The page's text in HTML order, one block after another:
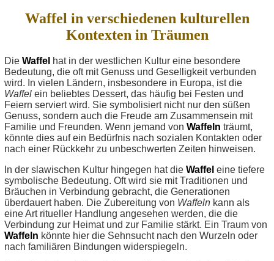
Waffel in verschiedenen kulturellen
Kontexten in Träumen
Die Waffel hat in der westlichen Kultur eine besondere
Bedeutung, die oft mit Genuss und Geselligkeit verbunden
wird. In vielen Ländern, insbesondere in Europa, ist die
Waffel ein beliebtes Dessert, das häufig bei Festen und
Feiern serviert wird. Sie symbolisiert nicht nur den süßen
Genuss, sondern auch die Freude am Zusammensein mit
Familie und Freunden. Wenn jemand von Waffeln träumt,
könnte dies auf ein Bedürfnis nach sozialen Kontakten oder
nach einer Rückkehr zu unbeschwerten Zeiten hinweisen.
In der slawischen Kultur hingegen hat die Waffel eine tiefere
symbolische Bedeutung. Oft wird sie mit Traditionen und
Bräuchen in Verbindung gebracht, die Generationen
überdauert haben. Die Zubereitung von Waffeln kann als
eine Art ritueller Handlung angesehen werden, die die
Verbindung zur Heimat und zur Familie stärkt. Ein Traum von
Waffeln könnte hier die Sehnsucht nach den Wurzeln oder
nach familiären Bindungen widerspiegeln.